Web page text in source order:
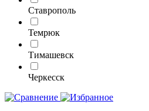
Ставрополь
Темрюк
Тимашевск
Черкесск